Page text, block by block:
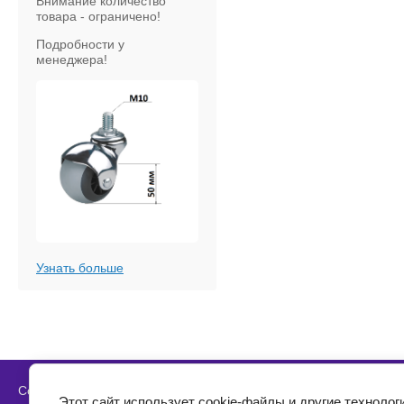
товара - ограничено!
Подробности у
менеджера!
Узнать больше
Copyright © 2010 - 2026 MDF фурнитура